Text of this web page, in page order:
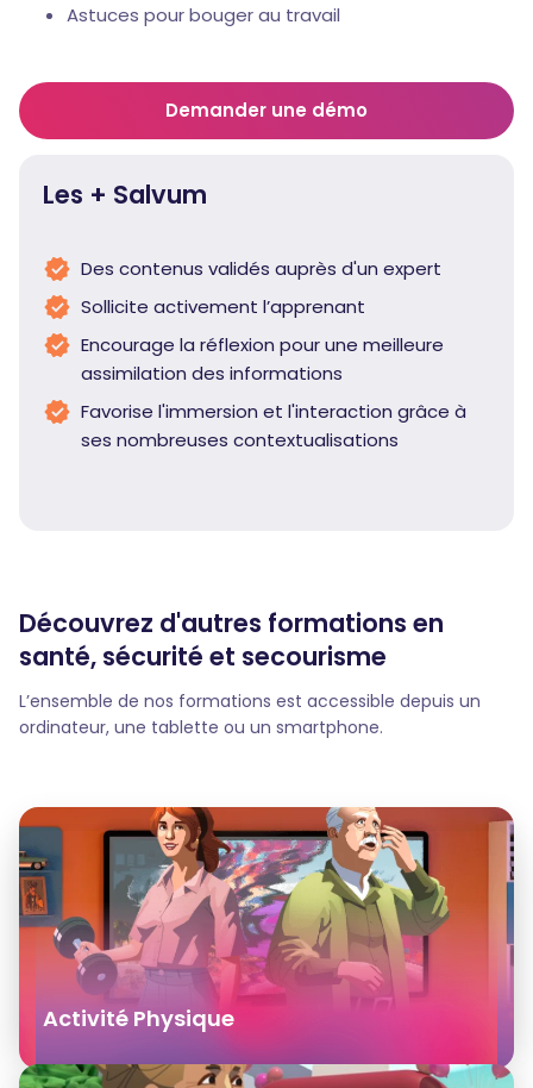
Astuces pour bouger au travail
Demander une démo
Les + Salvum
Des contenus validés auprès d'un expert
Sollicite activement l’apprenant
Encourage la réflexion pour une meilleure
assimilation des informations
Favorise l'immersion et l'interaction grâce à
ses nombreuses contextualisations
Découvrez d'autres formations en
santé, sécurité et secourisme
L’ensemble de nos formations est accessible depuis un
ordinateur, une tablette ou un smartphone.
Activité Physique